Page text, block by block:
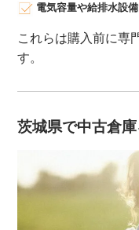
電気容量や給排水設備
これらは購入前に専
す。
茨城県で中古倉